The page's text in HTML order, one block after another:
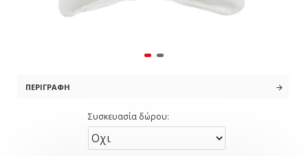
ΠΕΡΙΓΡΑΦΉ
Συσκευασία δώρου: